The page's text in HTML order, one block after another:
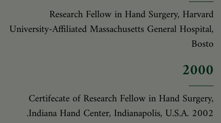
Research Fellow in Hand Surgery, Harvard
University-Affiliated Massachusetts General Hospital,
Bosto
2000
Certifecate of Research Fellow in Hand Surgery,
Indiana Hand Center, Indianapolis, U.S.A. 2002.